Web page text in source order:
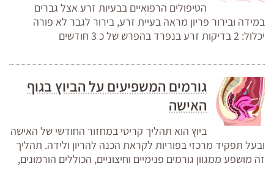
הטיפולים הרפואיים בבעיות זרע אצל גברים
במידה ובירור פריון מראה בעיית זרע, בירור לגבר לא פורה
יכלול: 2 בדיקות זרע בנפרד בהפרש של כ 3 חודשים
גורמים המשפיעים על הביוץ בגוף
האישה
ביוץ הוא תהליך קריטי במחזור החודשי של האישה
ובעל תפקיד מרכזי בפוריות לקראת הכנה להריון ולידה. תהליך
זה מושפע ממגוון גורמים פנימיים וחיצוניים, הכוללים הורמונים,